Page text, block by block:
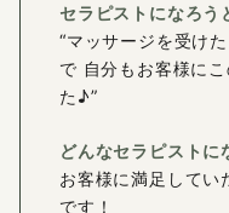
セラピストになろう
“マッサージを受け
で 自分もお客様に
た♪”
どんなセラピストに
お客様に満足してい
です！